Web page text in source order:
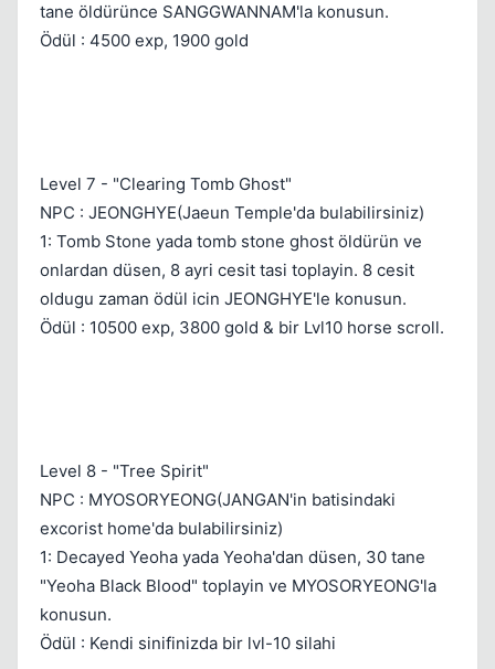
tane öldürünce SANGGWANNAM'la konusun.
Ödül : 4500 exp, 1900 gold
Level 7 - "Clearing Tomb Ghost"
NPC : JEONGHYE(Jaeun Temple'da bulabilirsiniz)
1: Tomb Stone yada tomb stone ghost öldürün ve
onlardan düsen, 8 ayri cesit tasi toplayin. 8 cesit
oldugu zaman ödül icin JEONGHYE'le konusun.
Ödül : 10500 exp, 3800 gold & bir Lvl10 horse scroll.
Level 8 - "Tree Spirit"
NPC : MYOSORYEONG(JANGAN'in batisindaki
excorist home'da bulabilirsiniz)
1: Decayed Yeoha yada Yeoha'dan düsen, 30 tane
"Yeoha Black Blood" toplayin ve MYOSORYEONG'la
konusun.
Ödül : Kendi sinifinizda bir lvl-10 silahi